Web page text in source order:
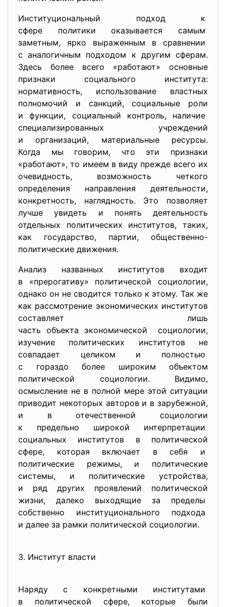
Институциональный подход к
сфере политики оказывается самым
заметным, ярко выраженным в сравнении
с аналогичным подходом к другим сферам.
Здесь более всего «работают» основные
признаки социального института:
нормативность, использование властных
полномочий и санкций, социальные роли
и функции, социальный контроль, наличие
специализированных учреждений
и организаций, материальные ресурсы.
Когда мы говорим, что эти признаки
«работают», то имеем в виду прежде всего их
очевидность, возможность четкого
определения направления деятельности,
конкретность, наглядность. Это позволяет
лучше увидеть и понять деятельность
отдельных политических институтов, таких,
как государство, партии, общественно-
политические движения.
Анализ названных институтов входит
в «прерогативу» политической социологии,
однако он не сводится только к этому. Так же
как рассмотрение экономических институтов
составляет лишь
часть объекта экономической социологии,
изучение политических институтов не
совпадает целиком и полностью
с гораздо более широким объектом
политической социологии. Видимо,
осмысление не в полной мере этой ситуации
приводит некоторых авторов и в зарубежной,
и в отечественной социологии
к предельно широкой интерпретации
социальных институтов в политической
сфере, которая включает в себя и
политические режимы, и политические
системы, и политические устройства,
и ряд других проявлений политической
жизни, далеко выходящие за пределы
собственно институционального подхода
и далее за рамки политической социологии.
3. Институт власти
Наряду с конкретными институтами
в политической сфере, которые были